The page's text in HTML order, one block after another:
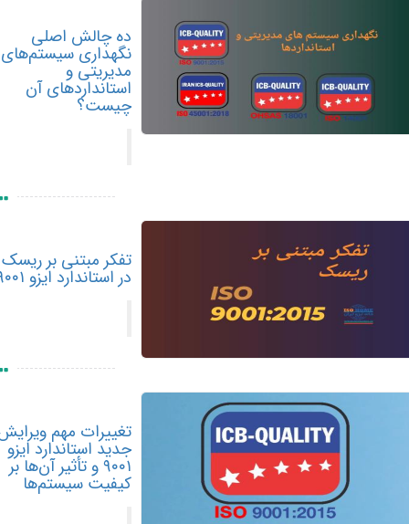
ده چالش اصلی
نگهداری سیستم‌های
مدیریتی و
استانداردهای آن
چیست؟
تفکر مبتنی بر ریسک
در استاندارد ایزو ۹۰۰۱
تغییرات مهم ویرایش
جدید استاندارد ایزو
۹۰۰۱ و تأثیر آن‌ها بر
کیفیت سیستم‌ها